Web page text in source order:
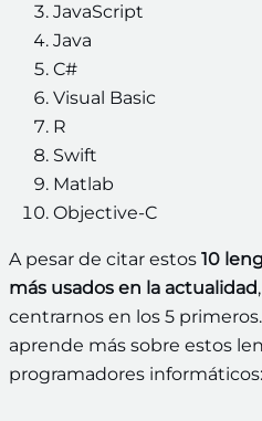
JavaScript
Java
C#
Visual Basic
R
Swift
Matlab
Objective-C
A pesar de citar estos 10
más usados en la actualidad
centrarnos en los 5
aprende más sobre estos
programadores informáticos: